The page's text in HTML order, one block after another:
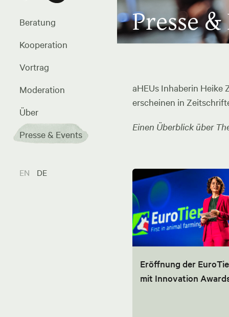
Beratung
Kooperation
Vortrag
Moderation
Über
Presse & Events
EN DE
Presse
aHEUs Inhaberin Heike
erscheinen in
Einen Überblick über
Eröffnung der
mit Innovation